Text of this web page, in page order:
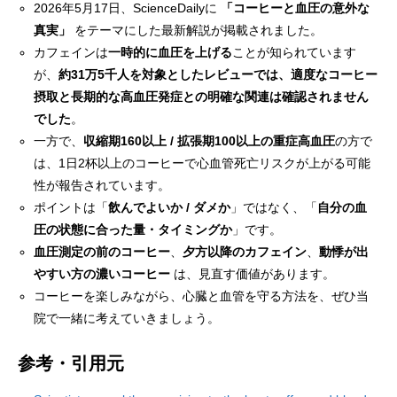
2026年5月17日、ScienceDailyに
「コーヒーと血圧の意外な
真実」
をテーマにした最新解説が掲載されました。
カフェインは一時的に血圧を上げることが知られています
が、約31万5千人を対象としたレビューでは、適度なコーヒー
摂取と長期的な高血圧発症との明確な関連は確認されません
でした。
一方で、 収縮期160以上 / 拡張期100以上の重症高血圧の方で
は、1日2杯以上のコーヒーで心血管死亡リスクが上がる可能
性が報告されています。
ポイントは「飲んでよいか / ダメか」ではなく、「 自分の血
圧の状態に合った量・タイミングか」です。
血圧測定の前のコーヒー
夕方以降のカフェイン 、動悸が出
やすい方の濃いコーヒー は、見直す価値があります。
コーヒーを楽しみながら、心臓と血管を守る方法を、ぜひ当
院で一緒に考えていきましょう。
参考・引用元